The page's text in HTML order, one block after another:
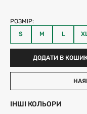
РОЗМІР:
S
M L
ДОДАТИ В
ІНШІ КОЛЬОРИ